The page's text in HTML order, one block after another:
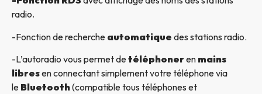
radio.
-Fonction de recherche automatique des stations radio.
-L’autoradio vous permet detéléphoneren mains
libresen connectant simplement votre téléphone via
le Bluetooth(compatible tous téléphones et